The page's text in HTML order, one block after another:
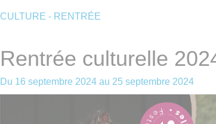
CULTURE - RENTRÉE
Rentrée culturelle
Du 16 septembre 2024au 25 septembre 2024